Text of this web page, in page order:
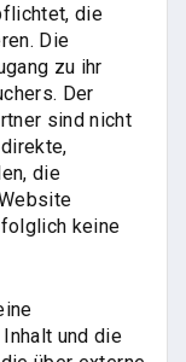
die
Die
zu ihr
Der
sind nicht
die
keine
und die